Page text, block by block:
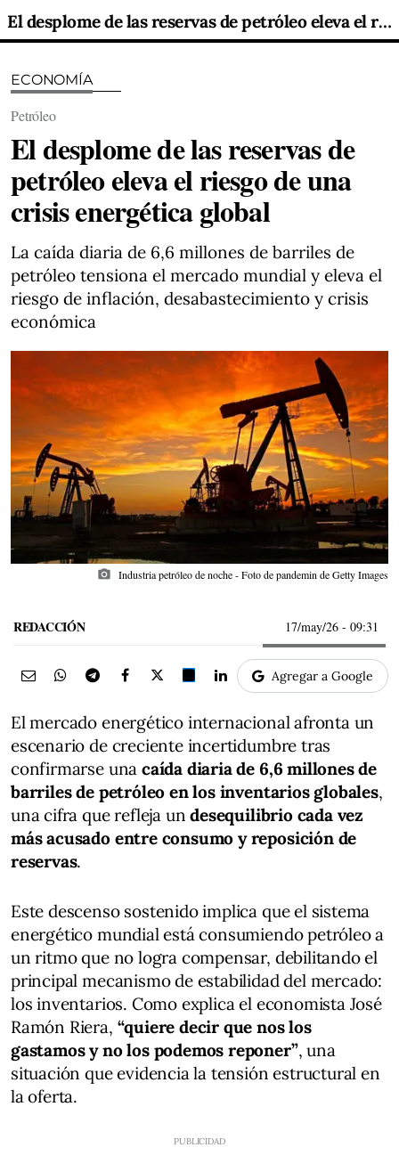
El desplome de las reservas de petróleo eleva el riesgo de una crisis energética global
ECONOMÍA
Petróleo
El desplome de las reservas de
petróleo eleva el riesgo de una
crisis energética global
La caída diaria de 6,6 millones de barriles de
petróleo tensiona el mercado mundial y eleva el
riesgo de inflación, desabastecimiento y crisis
económica
photo_camera Industria petróleo de noche - Foto de pandemin de Getty Images
REDACCIÓN 17/may/26 - 09:31
Agregar a Google
El mercado energético internacional afronta un
escenario de creciente incertidumbre tras
confirmarse una caída diaria de 6,6 millones de
barriles de petróleo en los inventarios globales,
una cifra que refleja undesequilibrio cada vez
más acusado entre consumo y reposición de
reservas.
Este descenso sostenido implica que el sistema
energético mundial está consumiendo petróleo a
un ritmo que no logra compensar, debilitando el
principal mecanismo de estabilidad del mercado:
los inventarios. Como explica el economista José
Ramón Riera, “quiere decir que nos los
gastamos y no los podemos reponer”, una
situación que evidencia la tensión estructural en
la oferta.